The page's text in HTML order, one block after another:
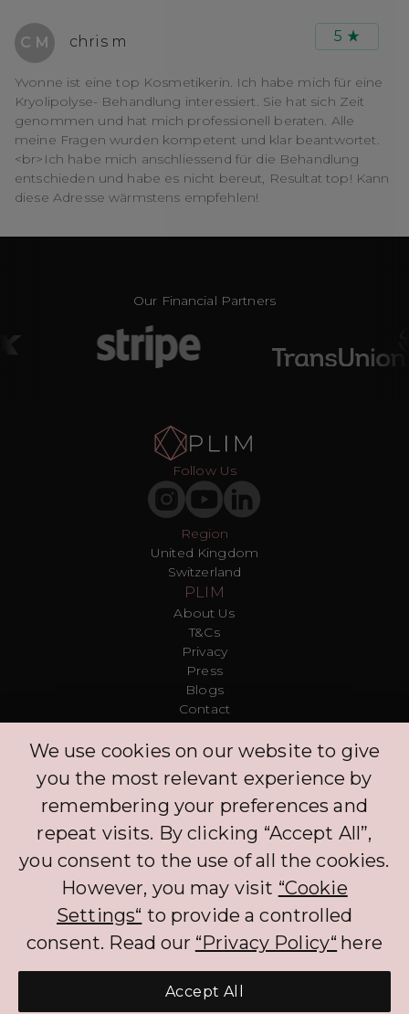
C M chris m 5
Yvonne ist eine top Kosmetikerin. Ich habe mich für eine
Kryolipolyse- Behandlung interessiert. Sie hat sich Zeit
genommen und hat mich professionell beraten. Alle
meine Fragen wurden kompetent und klar beantwortet.
<br>Ich habe mich anschliessend für die Behandlung
entschieden und habe es nicht bereut, Resultat top! Kann
diese Adresse wärmstens empfehlen!
Our Financial Partners
Region
United Kingdom
Switzerland
Follow Us
PLIM
About Us
T&Cs
Privacy
Press
Blogs
Contact
FAQ
Log in
Explore
Protection Policy
Leave Us a Comment
Concierge
Log in
Partners
are required to pay interest on the BNPL services. When processing the
We use cookies on our website to give
you the most relevant experience by
remembering your preferences and
repeat visits. By clicking “Accept All”,
you consent to the use of all the cookies.
However, you may visit “Cookie
Settings“ to provide a controlled
consent. Read our “Privacy Policy“ here
Accept All